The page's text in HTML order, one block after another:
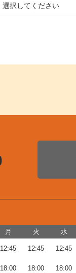
月 火 水
12:45 12:45 12:45
18:00 18:00 18:00